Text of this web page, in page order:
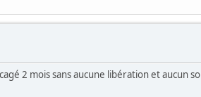
2 mois sans aucune libération et aucun